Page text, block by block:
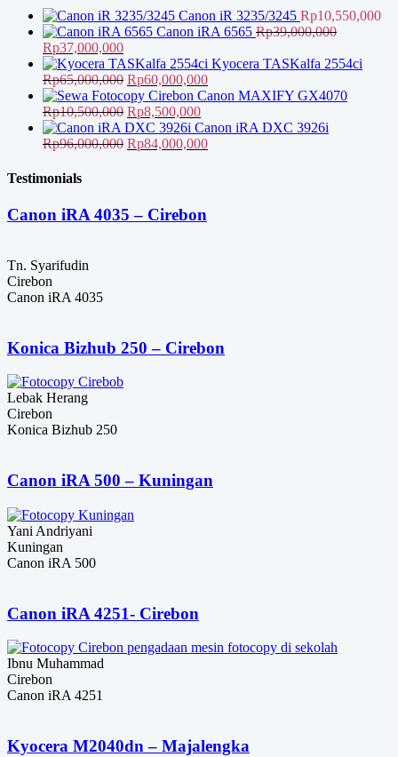
Rp9,500,000.
Canon iR 3235/3245 Rp10,550,000
Canon iRA 6565 Rp39,000,000
Harga
aslinya
adalah:
Rp39,000,000.
Rp37,000,000Harga
saat
ini
adalah:
Rp37,000,000.
Kyocera TASKalfa 2554ci
Rp65,000,000 Harga
aslinya
adalah:
Rp65,000,000.
Rp60,000,000Harga
saat
adalah:
Rp60,000,000.
Canon MAXIFY GX4070
Rp10,500,000 Harga
aslinya
adalah:
Rp8,500,000Harga
saat
ini
Canon iRA DXC 3926i
Rp96,000,000 Harga
Rp84,000,000Harga
Testimonials
Canon iRA 4035 – Cirebon
Tn. Syarifudin
Cirebon
Canon iRA 4035
Konica Bizhub 250 – Cirebon
Lebak Herang
Cirebon
Konica Bizhub 250
Canon iRA 500 – Kuningan
Yani Andriyani
Kuningan
Canon iRA 500
Canon iRA 4251- Cirebon
Ibnu Muhammad
Cirebon
Canon iRA 4251
Kyocera M2040dn – Majalengka